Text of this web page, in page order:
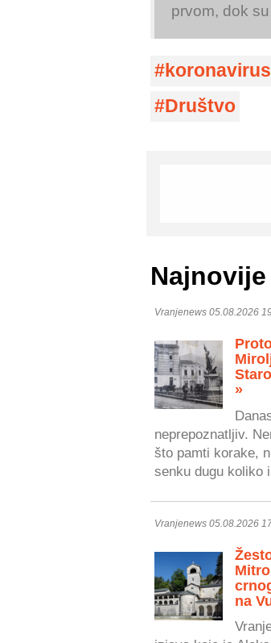
prvom, dok
koronavirus
Društvo
Vranjenews 05.08.2026
»
neprepoznatljiv.
što pamti korake,
senku dugu koliko
Vranjenews 05.08.2026
na